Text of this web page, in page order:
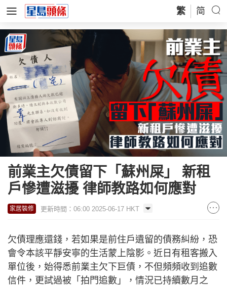
繁 简
前業主欠債留下「蘇州屎」 新租
戶慘遭滋擾 律師教路如何應對
家居裝修 更新時間：06:00 2025-06-17 HKT
欠債理應還錢，若如果是前住戶遺留的債務糾紛，恐
會令本該平靜安寧的生活蒙上陰影。近日有租客搬入
單位後，始得悉前業主欠下巨債，不但頻頻收到追數
信件，更試過被「拍門追數」，情況已持續數月之